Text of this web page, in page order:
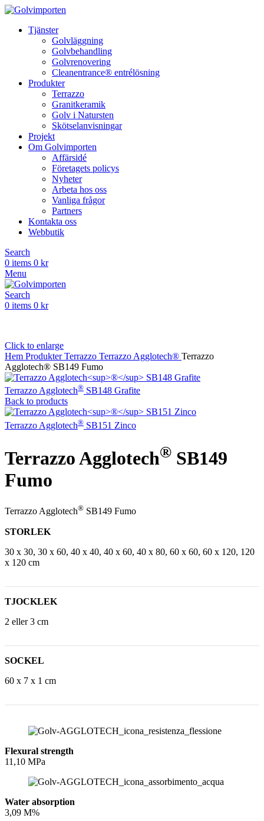
Tjänster
Golvläggning
Golvbehandling
Golvrenovering
Cleanentrance® entrélösning
Produkter
Terrazzo
Granitkeramik
Golv i Natursten
Skötselanvisningar
Projekt
Om Golvimporten
Affärsidé
Företagets policys
Nyheter
Arbeta hos oss
Vanliga frågor
Partners
Kontakta oss
Webbutik
Search
0 items 0 kr
Menu
Search
0 items 0 kr
Click to enlarge
Hem ProdukterTerrazzo Terrazzo Agglotech® Terrazzo
Agglotech® SB149 Fumo
Terrazzo Agglotech® SB148 Grafite
Back to products
Terrazzo Agglotech® SB151 Zinco
Terrazzo Agglotech® SB149
Fumo
Terrazzo Agglotech® SB149 Fumo
STORLEK
30 x 30, 30 x 60, 40 x 40, 40 x 60, 40 x 80, 60 x 60, 60 x 120, 120
x 120 cm
TJOCKLEK
2 eller 3 cm
SOCKEL
60 x 7 x 1 cm
Flexural strength
11,10 MPa
Water absorption
3,09 M%